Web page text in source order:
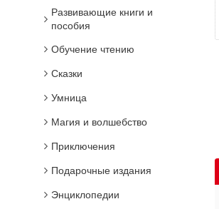
Развивающие книги и
пособия
Обучение чтению
Сказки
Умница
Магия и волшебство
Приключения
Подарочные издания
Энциклопедии